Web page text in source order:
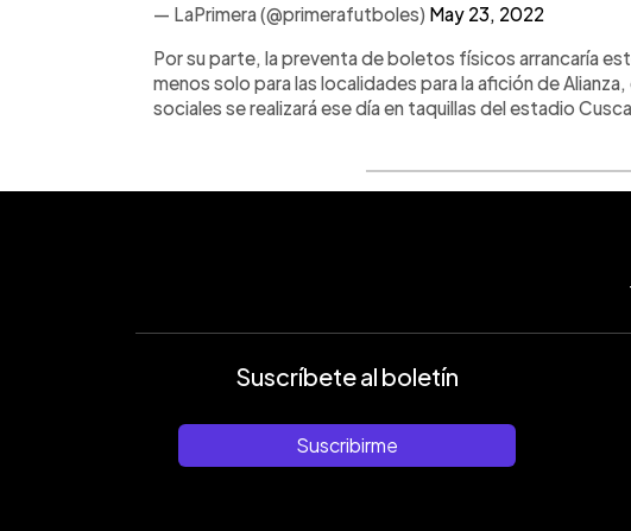
— LaPrimera (@primerafutboles) May 23, 2022
Por su parte, la preventa de boletos físicos arrancaría
menos solo para las localidades para la afición de
sociales se realizará ese día en taquillas del estadio
Suscríbete al boletín
Suscribirme